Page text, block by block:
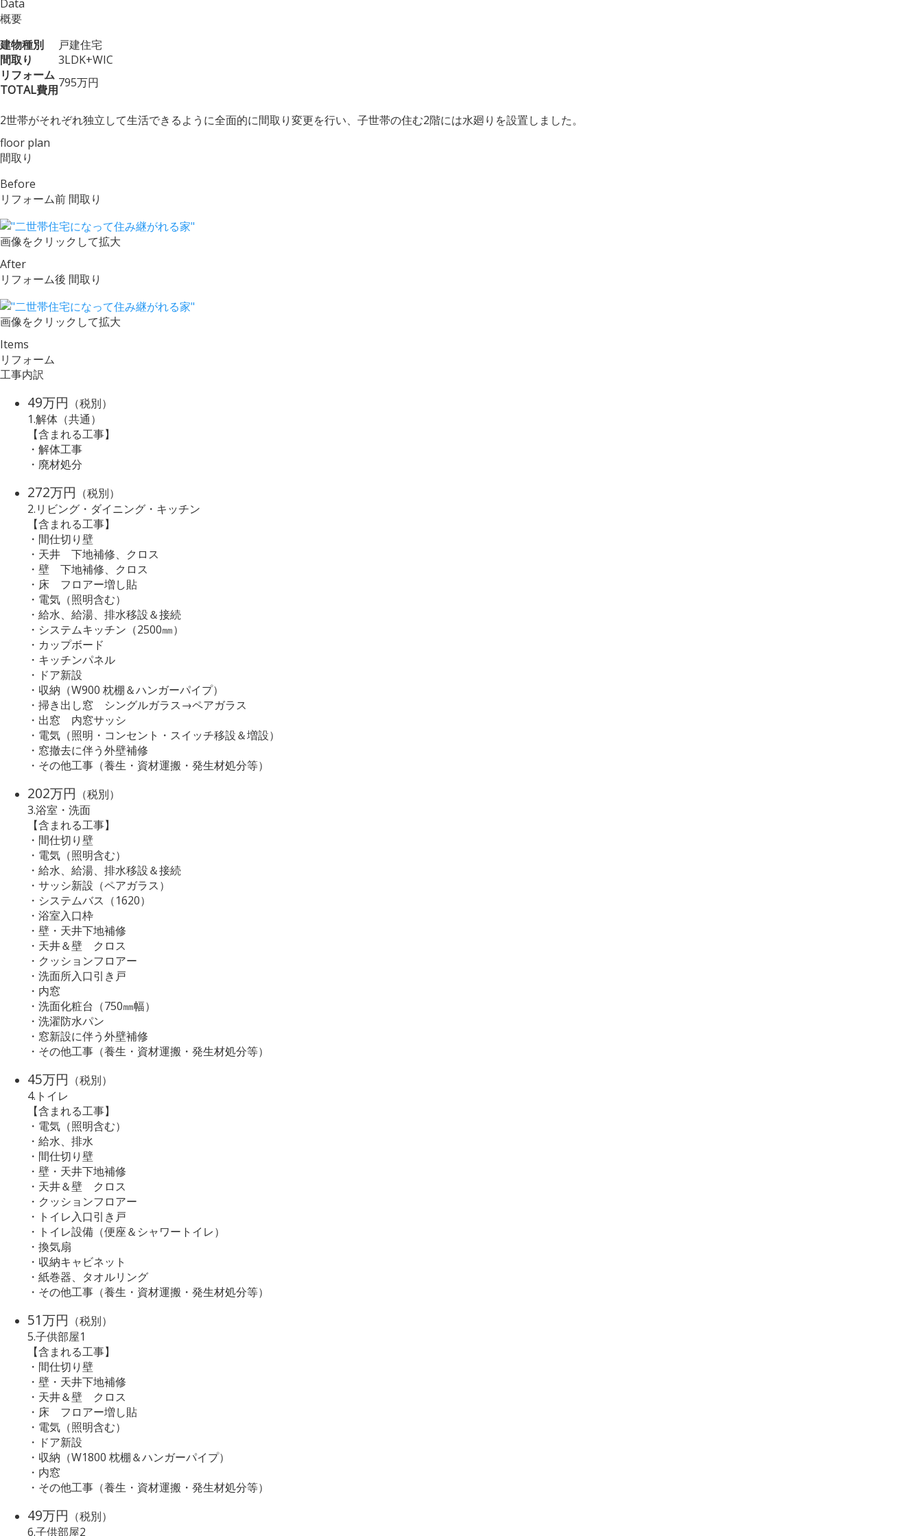
Data
概要
建物種別
戸建住宅
間取り
3LDK+WIC
リフォーム
TOTAL費用795万円
2世帯がそれぞれ独立して生活できるように全面的に間取り変更を行い、子世帯の住む2階には水廻りを設置しました。
floor plan
間取り
Before
リフォーム前 間取り
画像をクリックして拡大
After
リフォーム後 間取り
画像をクリックして拡大
Items
リフォーム
工事内訳
49万円 （税別）
1.解体（共通）
【含まれる工事】
・解体工事
・廃材処分
272万円 （税別）
2.リビング・ダイニング・キッチン
【含まれる工事】
・間仕切り壁
・天井 下地補修、クロス
・壁 下地補修、クロス
・床 フロアー増し貼
・電気（照明含む）
・給水、給湯、排水移設＆接続
・システムキッチン（2500㎜）
・カップボード
・キッチンパネル
・ドア新設
・収納（W900 枕棚＆ハンガーパイプ）
・掃き出し窓 シングルガラス→ペアガラス
・出窓 内窓サッシ
・電気（照明・コンセント・スイッチ移設＆増設）
・窓撤去に伴う外壁補修
・その他工事（養生・資材運搬・発生材処分等）
202万円 （税別）
3.浴室・洗面
【含まれる工事】
・間仕切り壁
・電気（照明含む）
・給水、給湯、排水移設＆接続
・サッシ新設（ペアガラス）
・システムバス（1620）
・浴室入口枠
・壁・天井下地補修
・天井＆壁 クロス
・クッションフロアー
・洗面所入口引き戸
・内窓
・洗面化粧台（750㎜幅）
・洗濯防水パン
・窓新設に伴う外壁補修
・その他工事（養生・資材運搬・発生材処分等）
45万円 （税別）
4.トイレ
【含まれる工事】
・電気（照明含む）
・給水、排水
・間仕切り壁
・壁・天井下地補修
・天井＆壁 クロス
・クッションフロアー
・トイレ入口引き戸
・トイレ設備（便座＆シャワートイレ）
・換気扇
・収納キャビネット
・紙巻器、タオルリング
・その他工事（養生・資材運搬・発生材処分等）
51万円 （税別）
5.子供部屋1
【含まれる工事】
・間仕切り壁
・壁・天井下地補修
・天井＆壁 クロス
・床 フロアー増し貼
・電気（照明含む）
・ドア新設
・収納（W1800 枕棚＆ハンガーパイプ）
・内窓
・その他工事（養生・資材運搬・発生材処分等）
49万円 （税別）
6.子供部屋2